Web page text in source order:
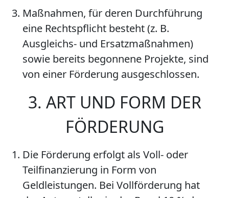
Maßnahmen, für deren Durchführung
eine Rechtspflicht besteht (z. B.
Ausgleichs- und Ersatzmaßnahmen)
sowie bereits begonnene Projekte, sind
von einer Förderung ausgeschlossen.
3. ART UND FORM DER
FÖRDERUNG
Die Förderung erfolgt als Voll- oder
Teilfinanzierung in Form von
Geldleistungen. Bei Vollförderung hat